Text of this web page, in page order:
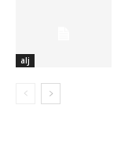
alj